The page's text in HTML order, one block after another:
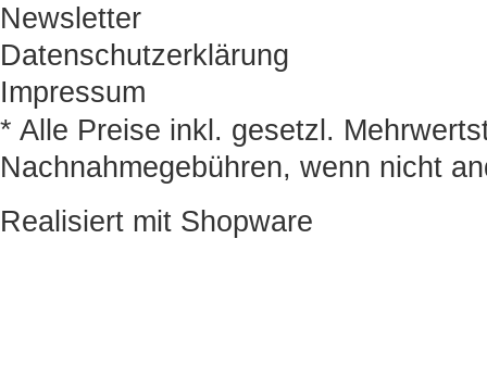
Newsletter
Datenschutzerklärung
Impressum
* Alle Preise inkl. gesetzl.
Nachnahmegebühren, wenn nicht
Realisiert mit Shopware